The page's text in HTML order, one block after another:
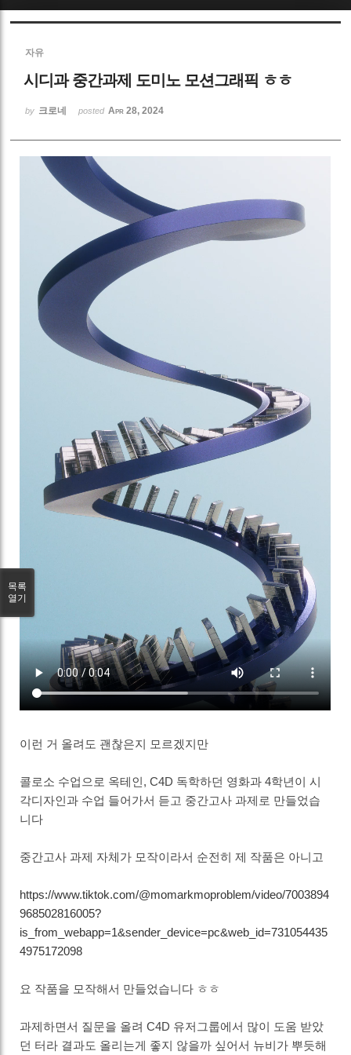
자유
시디과 중간과제 도미노 모션그래픽 ㅎㅎ
by 크로네 posted Apr 28, 2024
이런 거 올려도 괜찮은지 모르겠지만
콜로소 수업으로 옥테인, C4D 독학하던 영화과 4학년이 시
각디자인과 수업 들어가서 듣고 중간고사 과제로 만들었습
니다
중간고사 과제 자체가 모작이라서 순전히 제 작품은 아니고
https://www.tiktok.com/@momarkmoproblem/video/7003894
968502816005?
is_from_webapp=1&sender_device=pc&web_id=731054435
4975172098
요 작품을 모작해서 만들었습니다 ㅎㅎ
과제하면서 질문을 올려 C4D 유저그룹에서 많이 도움 받았
던 터라 결과도 올리는게 좋지 않을까 싶어서 뉴비가 뿌듯해
목록
열기
Sketchbook5, 스케치북5
Sketchbook5, 스케치북5